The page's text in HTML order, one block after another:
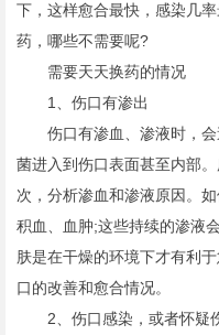
下，这样愈合最快，感染几
药，哪些不需要呢?
需要天天换药的情况
1、伤口有渗出
伤口有渗血、渗液时，会
菌进入到伤口表面甚至内部
次，分析渗血和渗液原因。
积血、血肿;这些持续的渗液
肤是在干燥的环境下才有利
口的改善和愈合情况。
2、伤口感染，或者怀疑